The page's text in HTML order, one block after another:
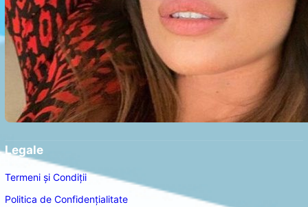
Legale
Termeni și Condiții
Politica de Confidențialitate